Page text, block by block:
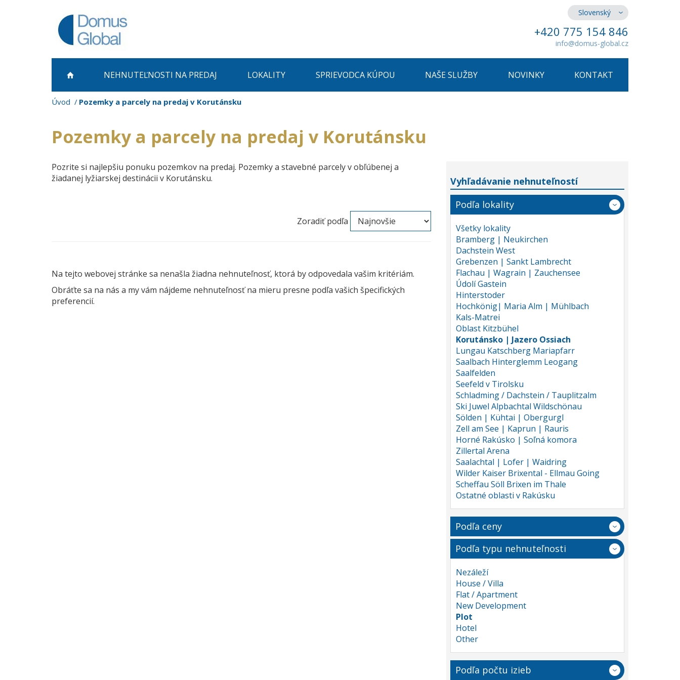
Slovenský
+420 775 154 846
info@domus-global.cz
NEHNUTEĽNOSTI NA PREDAJ LOKALITY SPRIEVODCA KÚPOU NAŠE SLUŽBY NOVINKY KONTAKT
Úvod Pozemky a parcely na predaj v Korutánsku
Pozemky a parcely na predaj v Korutánsku
Pozrite si najlepšiu ponuku pozemkov na predaj. Pozemky a stavebné parcely v obľúbenej a
žiadanej lyžiarskej destinácii v Korutánsku.
Zoradiť podľa
Na tejto webovej stránke sa nenašla žiadna nehnuteľnosť, ktorá by odpovedala vašim kritériám.
Obráťte sa na nás a my vám nájdeme nehnuteľnosť na mieru presne podľa vašich špecifických
preferencií.
Vyhľadávanie nehnuteľností
Podľa lokality
Všetky lokality
Bramberg | Neukirchen
Dachstein West
Grebenzen | Sankt Lambrecht
Flachau | Wagrain | Zauchensee
Údolí Gastein
Hinterstoder
Hochkönig| Maria Alm | Mühlbach
Kals-Matrei
Oblast Kitzbühel
Korutánsko | Jazero Ossiach
Lungau Katschberg Mariapfarr
Saalbach Hinterglemm Leogang
Saalfelden
Seefeld v Tirolsku
Schladming / Dachstein / Tauplitzalm
Ski Juwel Alpbachtal Wildschönau
Sölden | Kühtai | Obergurgl
Zell am See | Kaprun | Rauris
Horné Rakúsko | Soľná komora
Zillertal Arena
Saalachtal | Lofer | Waidring
Wilder Kaiser Brixental - Ellmau Going
Scheffau Söll Brixen im Thale
Ostatné oblasti v Rakúsku
Podľa ceny
Podľa typu nehnuteľnosti
Nezáleží
House / Villa
Flat / Apartment
New Development
Plot
Hotel
Other
Podľa počtu izieb